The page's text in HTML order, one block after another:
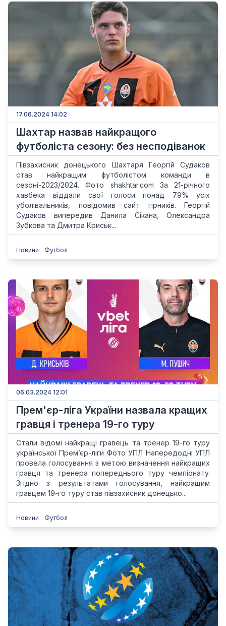
17.06.2024 14:02
Шахтар назвав найкращого
футболіста сезону: без несподіванок
Півзахисник донецького Шахтаря Георгій Судаков
став найкращим футболістом команди в
сезоні-2023/2024. Фото shakhtar.com За 21-річного
хавбека віддали свої голоси понад 79% усіх
уболівальників, повідомив сайт гірників. Георгій
Судаков випередив Данила Сікана, Олександра
Зубкова та Дмитра Криськ...
Новини Футбол
06.03.2024 12:01
Прем'єр-ліга України назвала кращих
гравця і тренера 19-го туру
Стали відомі найкращі гравець та тренер 19-го туру
української Прем’єр-ліги Фото УПЛ Напередодні УПЛ
провела голосування з метою визначення найкращих
гравця та тренера попереднього туру чемпіонату.
Згідно з результатами голосування, найкращим
гравцем 19-го туру став півзахисник донецько...
Новини Футбол